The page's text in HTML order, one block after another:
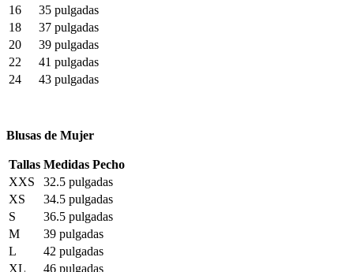
16
35 pulgadas
18
37 pulgadas
20
39 pulgadas
22
41 pulgadas
24
43 pulgadas
Blusas de Mujer
Tallas Medidas Pecho
XXS
32.5 pulgadas
XS
34.5 pulgadas
S
36.5 pulgadas
M
39 pulgadas
L
42 pulgadas
XL
46 pulgadas